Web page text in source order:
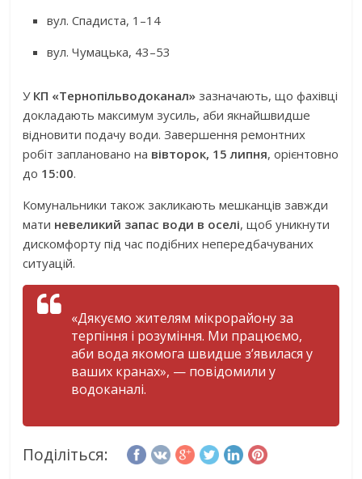
вул. Спадиста, 1–14
вул. Чумацька, 43–53
У КП «Тернопільводоканал» зазначають, що фахівці
докладають максимум зусиль, аби якнайшвидше
відновити подачу води. Завершення ремонтних
робіт заплановано на вівторок, 15 липня, орієнтовно
до 15:00.
Комунальники також закликають мешканців завжди
мати невеликий запас води в оселі, щоб уникнути
дискомфорту під час подібних непередбачуваних
ситуацій.
«Дякуємо жителям мікрорайону за
терпіння і розуміння. Ми працюємо,
аби вода якомога швидше з’явилася у
ваших кранах», — повідомили у
водоканалі.
Поділіться: